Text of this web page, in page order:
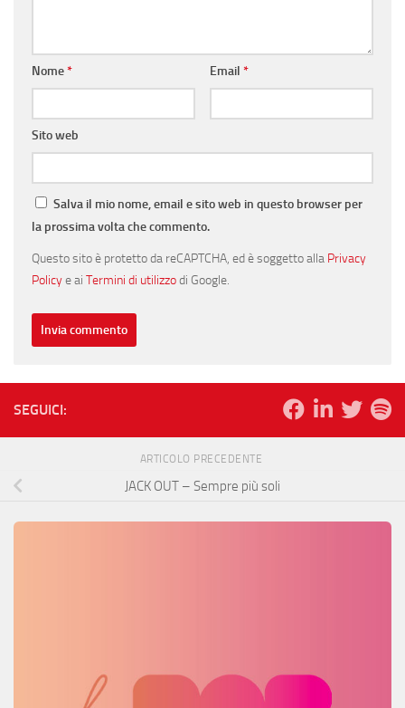
Nome* Email *
Sito web
Salva il mio nome, email e sito web in questo browser per
la prossima volta che commento.
Questo sito è protetto da reCAPTCHA, ed è soggetto alla Privacy
Policye ai Termini di utilizzodi Google.
SEGUICI:
ARTICOLO PRECEDENTE
JACK OUT – Sempre più soli